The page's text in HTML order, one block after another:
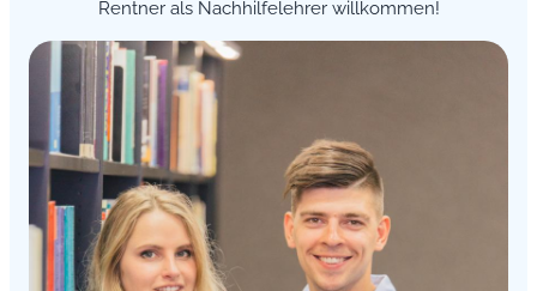
Rentner als Nachhilfelehrer willkommen!